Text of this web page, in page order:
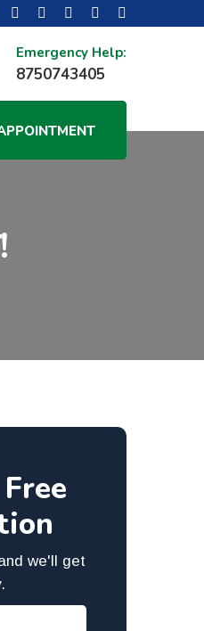
Emergency Help:
8750743405
we'll get